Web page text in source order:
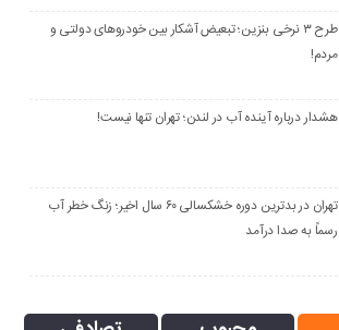
طرح ۳ نرخی بنزین؛ تبعیض آشکار بین خودروهای دولتی و
مردم!
هشدار درباره آینده آب در لندن؛ تهران تنها نیست!
تهران در بدترین دوره خشکسالی ۶۰ سال اخیر؛ زنگ خطر آب
رسماً به صدا درآمد